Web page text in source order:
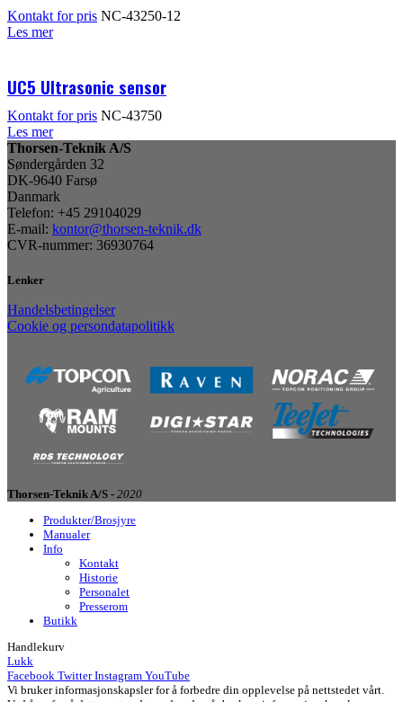
Kontakt for pris NC-43250-12
Les mer
UC5 Ultrasonic sensor
Kontakt for pris NC-43750
Les mer
Thorsen-Teknik A/S
Søndergården 32
DK-9640 Farsø
Danmark
Telefon: +45 29104029
E-mail: kontor@thorsen-teknik.dk
CVR-nummer: 36930764
Lenker
Handelsbetingelser
Cookie og persondatapolitikk
Thorsen-Teknik A/S - 2020
Produkter/Brosjyre
Manualer
Info
Kontakt
Historie
Personalet
Presserom
Butikk
Handlekurv
Lukk
Facebook Twitter Instagram YouTube
Vi bruker informasjonskapsler for å forbedre din opplevelse på nettstedet vårt.